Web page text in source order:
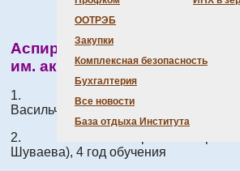
ООТРЭБ
Закупки
Комплексная безопасность
Бухгалтерия
Все новости
База отдыха Института
Аспиранты –
им. академика А.В.
1. Бердюгин Семен Николаевич
Васильченко, С.В. Коренев), 4 год
2. Волчек Виктория Викторовна
Шуваева), 4 год обучения